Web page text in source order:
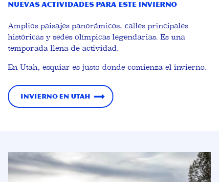
Nuevas actividades para este invierno
Amplios paisajes panorámicos, calles principales
históricas y sedes olímpicas legendarias. Es una
temporada llena de actividad.
En Utah, esquiar es justo donde comienza el invierno.
Invierno en Utah